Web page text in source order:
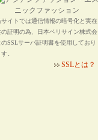
サイトでは通信情報の暗号化と実在
の証明の為、日本ベリサイン株式会
のSSLサーバ証明書を使用しており
。
SSLとは？